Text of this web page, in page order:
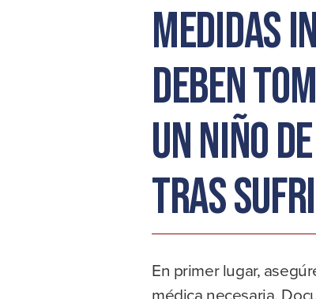
Medidas
deben
un niño
tras
En primer lugar,
médica necesaria.